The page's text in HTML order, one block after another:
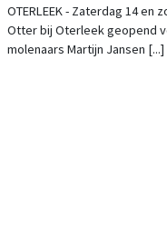
OTERLEEK - Zaterdag 14
Otter bij Oterleek geopend
molenaars Martijn Jansen [...]